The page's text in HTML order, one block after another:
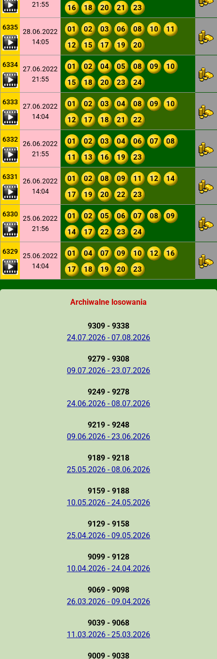
21:55
16
18 20 21 23
6335
28.06.2022
14:05
01 02 03 06 08 10
11
12
15 17 19 20
6334
27.06.2022
21:55
01 02 04 05 08 09
10
15
18 20 23 24
6333
27.06.2022
14:04
01 02 03 04 08 09
10
12
17 18 21 22
6332
26.06.2022
21:55
01 02 03 04 06 07
08
11
13 16 19 23
6331
26.06.2022
14:04
01 02 08 09 11 12
14
17
19 20 22 23
6330
25.06.2022
21:56
01 02 05 06 07 08
09
14
17 22 23 24
6329
25.06.2022
14:04
01 04 07 09 10 12
16
17
18 19 20 23
Archiwalne losowania
9309 - 9338
24.07.2026 - 07.08.2026
9279 - 9308
09.07.2026 - 23.07.2026
9249 - 9278
24.06.2026 - 08.07.2026
9219 - 9248
09.06.2026 - 23.06.2026
9189 - 9218
25.05.2026 - 08.06.2026
9159 - 9188
10.05.2026 - 24.05.2026
9129 - 9158
25.04.2026 - 09.05.2026
9099 - 9128
10.04.2026 - 24.04.2026
9069 - 9098
26.03.2026 - 09.04.2026
9039 - 9068
11.03.2026 - 25.03.2026
9009 - 9038